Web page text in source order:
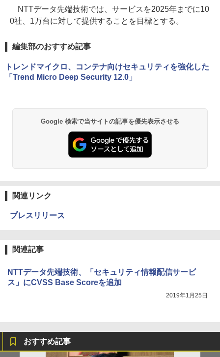
NTTデータ先端技術では、サービスを2025年までに10
0社、1万台に対して提供することを目標とする。
編集部のおすすめ記事
トレンドマイクロ、コンテナ向けセキュリティを強化した
「Trend Micro Deep Security 12.0」
Google 検索で当サイトの記事を優先表示させる
関連リンク
プレスリリース
関連記事
NTTデータ先端技術、「セキュリティ情報配信サービ
ス」にCVSS Base Scoreを追加
2019年1月25日
おすすめ記事